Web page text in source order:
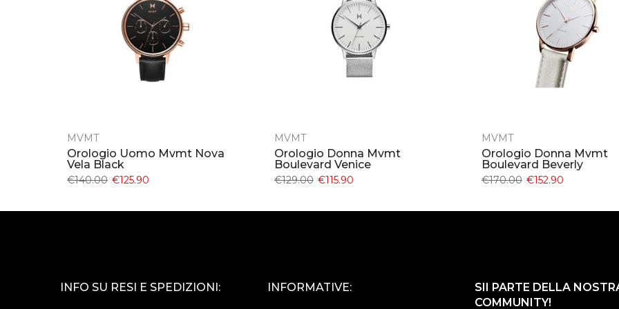
MVMT
Orologio Uomo Mvmt Nova
Vela Black
€140.00 €125.90
MVMT
Orologio Donna Mvmt
Boulevard Venice
€129.00 €115.90
MVMT
Orologio Donna Mvmt
Boulevard Beverly
€170.00 €152.90
INFO SU RESI E SPEDIZIONI: INFORMATIVE:
SII PARTE DELLA
COMMUNITY!